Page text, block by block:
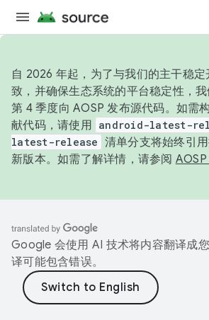
自 2026 年起，为了与我们的主干稳
致，并确保生态系统的平台稳定性，
第 4 季度向 AOSP 发布源代码。如需
献代码，请使用 android-latest-
latest-release 清单分支将始终引
新版本。如需了解详情，请参阅
Google 会使用 AI 技术将内容翻译成
译可能包含错误。